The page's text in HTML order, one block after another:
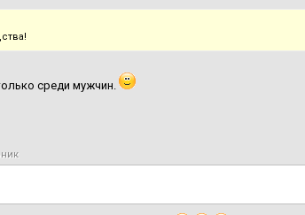
среди мужчин.